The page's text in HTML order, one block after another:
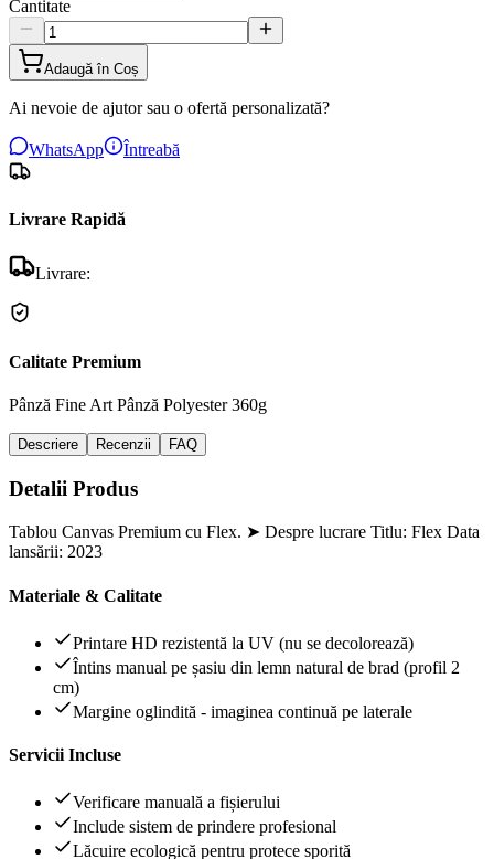
Cantitate
Adaugă în Coș
Ai nevoie de ajutor sau o ofertă personalizată?
WhatsApp Întreabă
Livrare Rapidă
Livrare:
Calitate Premium
Pânză Fine Art Pânză Polyester 360g
Descriere Recenzii FAQ
Detalii Produs
Tablou Canvas Premium cu Flex. ➤ Despre lucrare Titlu: Flex Data
lansării: 2023
Materiale & Calitate
Printare HD rezistentă la UV (nu se decolorează)
Întins manual pe șasiu din lemn natural de brad (profil 2
cm)
Margine oglindită - imaginea continuă pe laterale
Servicii Incluse
Verificare manuală a fișierului
Include sistem de prindere profesional
Lăcuire ecologică pentru protece sporită